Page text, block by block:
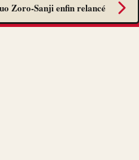
Zoro-Sanji enfin relancé